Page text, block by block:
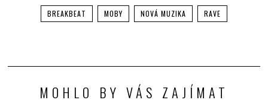
BREAKBEAT MOBY NOVÁ MUZIKA RAVE
MOHLO BY VÁS ZAJÍMAT